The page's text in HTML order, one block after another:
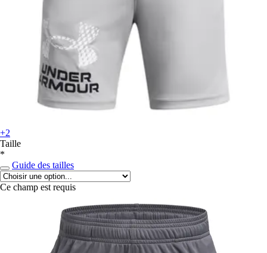
+2
Taille
*
Guide des tailles
Ce champ est requis